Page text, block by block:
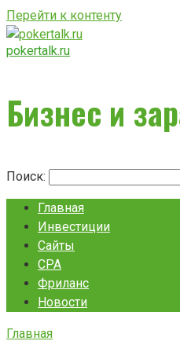
Перейти к контенту
pokertalk.ru
Бизнес и
Поиск:
Главная
Инвестиции
Сайты
CPA
Фриланс
Новости
Главная